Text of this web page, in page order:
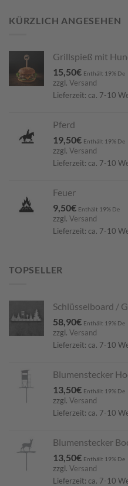
KÜRZLICH ANGESEHEN
Grillspieß mit
15,50€ Enthält 19% De
zzgl. Versand
Lieferzeit: ca. 7-10
Pferd
19,50€ Enthält 19% De
zzgl. Versand
Lieferzeit: ca. 7-10
Feuer
9,50€ Enthält 19% De
zzgl. Versand
Lieferzeit: ca. 7-10
TOPSELLER
Schlüsselboard /
58,90€ Enthält 19% De
zzgl. Versand
Lieferzeit: ca. 7-10
Blumenstecker
13,50€ Enthält 19% De
zzgl. Versand
Lieferzeit: ca. 7-10
Blumenstecker
13,50€ Enthält 19% De
zzgl. Versand
Lieferzeit: ca. 7-10